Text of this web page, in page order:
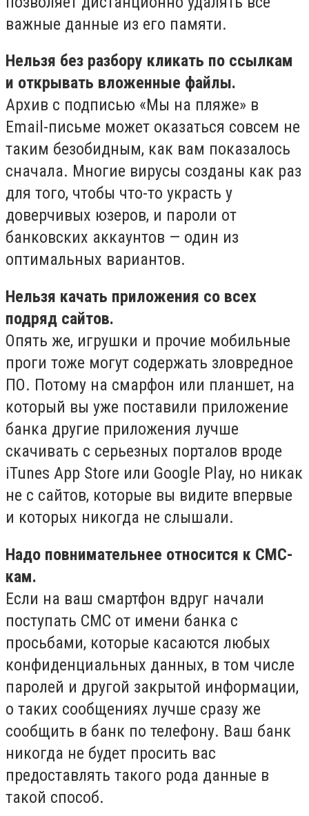
важные данные из его памяти.
Нельзя без разбору кликать по ссылкам
и открывать вложенные файлы.
Архив с подписью «Мы на пляже» в
Email-письме может оказаться совсем не
таким безобидным, как вам показалось
сначала. Многие вирусы созданы как раз
для того, чтобы что-то украсть у
доверчивых юзеров, и пароли от
банковских аккаунтов — один из
оптимальных вариантов.
Нельзя качать приложения со всех
подряд сайтов.
Опять же, игрушки и прочие мобильные
проги тоже могут содержать зловредное
ПО. Потому на смарфон или планшет, на
который вы уже поставили приложение
банка другие приложения лучше
скачивать с серьезных порталов вроде
iTunes App Store или Google Play, но никак
не с сайтов, которые вы видите впервые
и которых никогда не слышали.
Надо повнимательнее относится к СМС-
кам.
Если на ваш смартфон вдруг начали
поступать СМС от имени банка с
просьбами, которые касаются любых
конфиденциальных данных, в том числе
паролей и другой закрытой информации,
о таких сообщениях лучше сразу же
сообщить в банк по телефону. Ваш банк
никогда не будет просить вас
предоставлять такого рода данные в
такой способ.